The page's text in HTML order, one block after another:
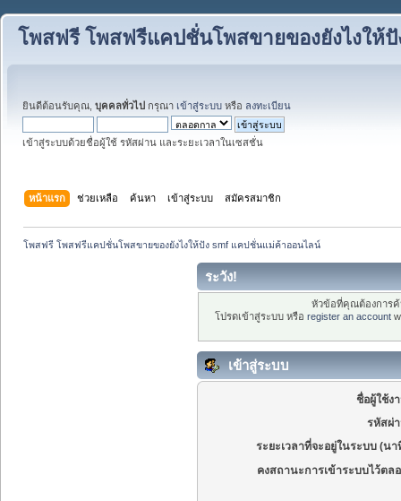
โพสฟรี โพสฟรีแคปชั่นโพสขายของยังไงให้
ยินดีต้อนรับคุณ, บุคคลทั่วไป กรุณา เข้าสู่ระบบ หรือ ลงทะเบียน
เข้าสู่ระบบด้วยชื่อผู้ใช้ รหัสผ่าน และระยะเวลาในเซสชั่น
หน้าแรก ช่วยเหลือ ค้นหา เข้าสู่ระบบ สมัครสมาชิก
โพสฟรี โพสฟรีแคปชั่นโพสขายของยังไงให้ปัง smf แคปชั่นแม่ค้าออนไลน์
ระวัง!
หัวข้อที่คุณต้องการ
โปรดเข้าสู่ระบบ หรือ register an account
เข้าสู่ระบบ
ชื่อผู้ใช้ง
รหัสผ่
ระยะเวลาที่จะอยู่ในระบบ (นา
คงสถานะการเข้าระบบไว้ตล